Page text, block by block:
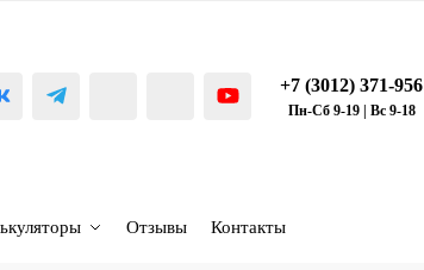
+7 (3012) 371-956
Пн-Сб 9-19 | Вс 9-18
Отзывы Контакты